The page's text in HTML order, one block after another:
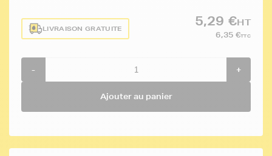
LIVRAISON GRATUITE
5,29 €HT
6,35 €TTC
- +
Ajouter au panier